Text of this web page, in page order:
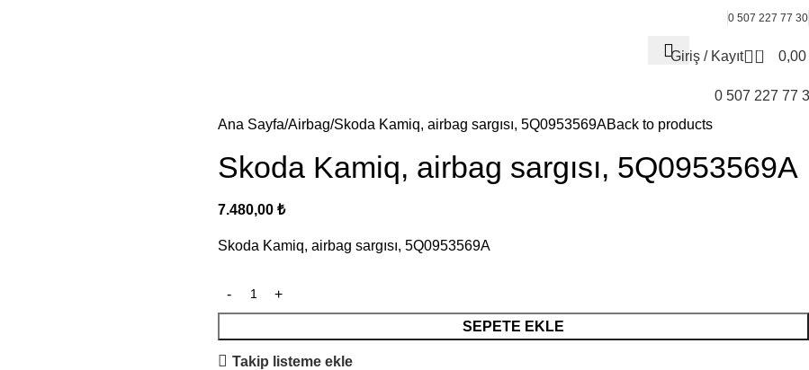
0 507 227 77 30
Giriş / Kayıt 0 0,00
0 507 227 77
Ana Sayfa Airbag Skoda Kamiq, airbag sargısı, 5Q0953569ABack to products
Skoda Kamiq, airbag sargısı, 5Q0953569A
7.480,00 ₺
Skoda Kamiq, airbag sargısı, 5Q0953569A
SEPETE EKLE
Takip listeme ekle